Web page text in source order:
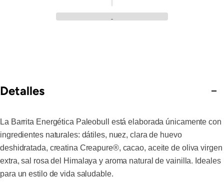
Detalles
La Barrita Energética Paleobull está elaborada únicamente con
ingredientes naturales: dátiles, nuez, clara de huevo
deshidratada, creatina Creapure®, cacao, aceite de oliva virgen
extra, sal rosa del Himalaya y aroma natural de vainilla. Ideales
para un estilo de vida saludable.